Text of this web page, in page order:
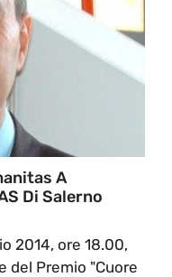
A
Di Salerno
2014, ore 18.00,
del Premio "Cuore